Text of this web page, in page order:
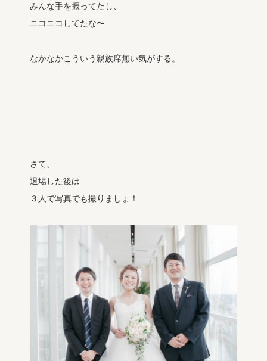
みんな手を振ってたし、
ニコニコしてたな〜
なかなかこういう親族席無い気がする。
さて、
退場した後は
３人で写真でも撮りましょ！